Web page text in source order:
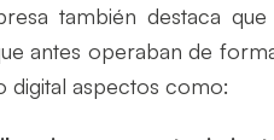
también destaca que
antes operaban de
digital aspectos como: